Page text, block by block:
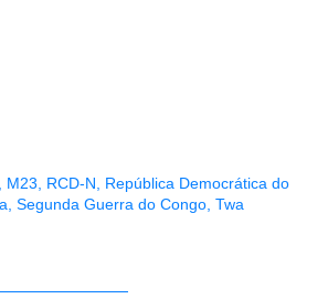
M23 RCD-N
República Democrática do
Segunda Guerra do Congo Twa